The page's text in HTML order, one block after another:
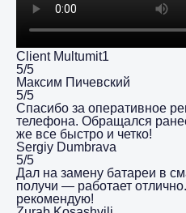
Client Multumit1
5/5
Максим Пичевский
5/5
Спасибо за оперативное
телефона. Обращался
же все быстро и четко!
Sergiy Dumbrava
5/5
Дал на замену батареи в
получи — работает
рекомендую!